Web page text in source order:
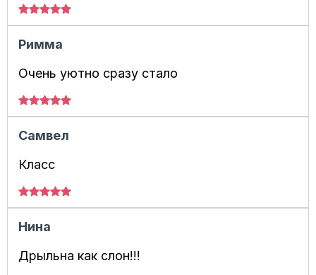
Римма
Очень уютно сразу стало
Самвел
Класс
Нина
Дрыльна как слон!!!